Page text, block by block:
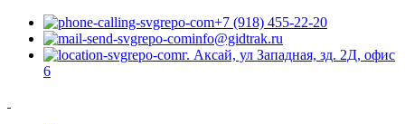
+7 (918) 455-22-20
info@gidtrak.ru
г. Аксай, ул Западная, зд. 2Д, офис
6